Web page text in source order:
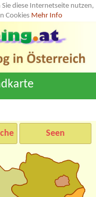
diese Internetseite nutzen,
Cookies Mehr Info
Seen